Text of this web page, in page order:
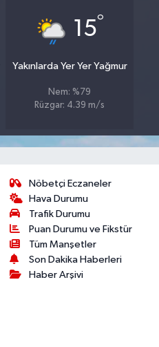
15°
Yakınlarda Yer Yer Yağmur
Nem: %79
Rüzgar: 4.39 m/s
Nöbetçi Eczaneler
Hava Durumu
Trafik Durumu
Puan Durumu ve Fikstür
Tüm Manşetler
Son Dakika Haberleri
Haber Arşivi